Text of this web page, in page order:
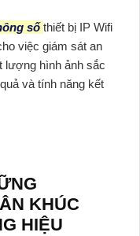
sốthiết bị IP Wifi
việc giám sát an
lượng hình ảnh sắc
và tính năng kết
KHÚC
HIỆU